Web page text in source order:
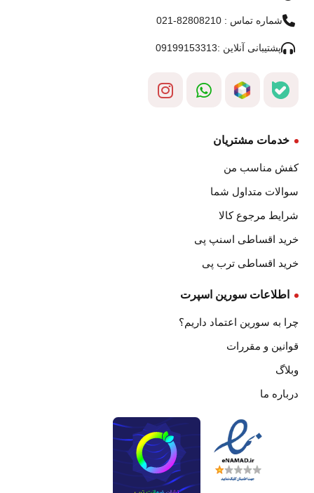
شماره تماس : 82808210-021
پشتیبانی آنلاین :09199153313
خدمات مشتریان
کفش مناسب من
سوالات متداول شما
شرایط مرجوع کالا
خرید اقساطی اسنپ پی
خرید اقساطی ترب پی
اطلاعات سورین اسپرت
چرا به سورین اعتماد داریم؟
قوانین و مقررات
وبلاگ
درباره ما